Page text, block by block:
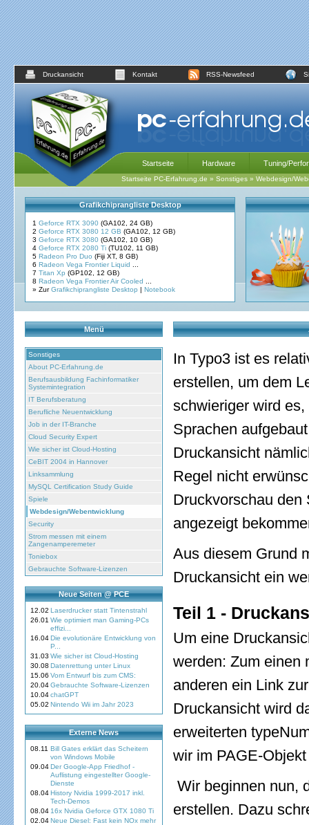
Druckansicht Kontakt RSS-Newsfeed
Startseite Hardware Tuning/
Startseite PC-Erfahrung.de » Sonstiges » Webdesign/
Grafikchiprangliste Desktop
1 Geforce RTX 3090 (GA102, 24 GB)
2 Geforce RTX 3080 12 GB (GA102, 12 GB)
3 Geforce RTX 3080 (GA102, 10 GB)
4 Geforce RTX 2080 Ti (TU102, 11 GB)
5 Radeon Pro Duo (Fiji XT, 8 GB)
6 Radeon Vega Frontier Liquid
7 Titan Xp (GP102, 12 GB)
8 Radeon Vega Frontier Air Cooled
» ZurGrafikchiprangliste Desktop | Notebook
Menü
Sonstiges
About PC-Erfahrung.de
Berufsausbildung Fachinformatiker
Systemintegration
IT Berufsberatung
Berufliche Neuentwicklung
Job in der IT-Branche
Cloud Security Expert
Wie sicher ist Cloud-Hosting
CeBIT 2004 in Hannover
Linksammlung
MySQL Certification Study Guide
Spiele
Webdesign/Webentwicklung
Security
Strom messen mit einem
Zangenamperemeter
Toniebox
Gebrauchte Software-Lizenzen
Neue Seiten @ PCE
12.02 Laserdrucker statt Tintenstrahl
26.01 Wie optimiert man Gaming-PCs
effizi...
16.04Die evolutionäre Entwicklung von
P...
31.03 Wie sicher ist Cloud-Hosting
30.08 Datenrettung unter Linux
15.06 Vom Entwurf bis zum CMS:
20.04Gebrauchte Software-Lizenzen
10.04chatGPT
05.02 Nintendo Wii im Jahr 2023
Externe News
08.11 Bill Gates erklärt das Scheitern
von Windows Mobile
09.04Der Google-App Friedhof -
Auflistung eingestellter Google-
Dienste
08.04History Nvidia 1999-2017 inkl.
Tech-Demos
08.04 16x Nvidia Geforce GTX 1080 Ti
02.04Neue Diesel: Fast kein NOx mehr
In Typo3 ist es
erstellen, um dem
schwieriger wird
Sprachen
Druckansicht
Regel nicht
Druckvorschau den
angezeigt
Aus diesem Grund
Druckansicht ein
Teil 1 -
Um eine
werden: Zum einen
anderen ein Link
Druckansicht wird
erweiterten
wir im PAGE-
Wir beginnen nun,
erstellen. Dazu